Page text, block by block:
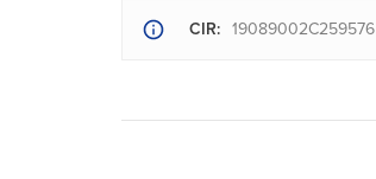
CIR: 19089002C259576